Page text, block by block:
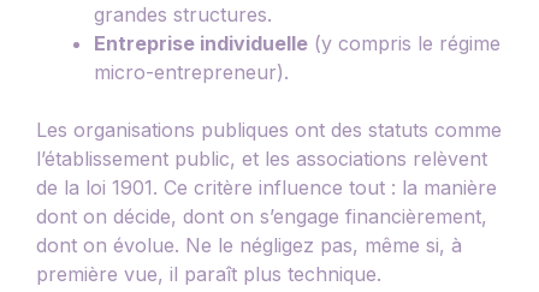
grandes structures.
Entreprise individuelle (y compris le régime
micro-entrepreneur).
Les organisations publiques ont des statuts comme
l’établissement public, et les associations relèvent
de la loi 1901. Ce critère influence tout : la manière
dont on décide, dont on s’engage financièrement,
dont on évolue. Ne le négligez pas, même si, à
première vue, il paraît plus technique.